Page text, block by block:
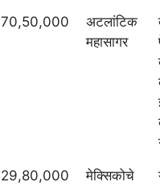
70,50,000
अटलांटिक
महासागर
29,80,000
मेक्सिकोचे